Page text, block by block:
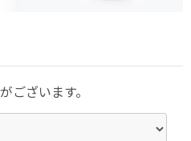
ございます。